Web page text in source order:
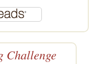
Challenge